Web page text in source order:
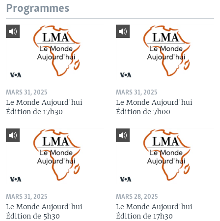
Programmes
MARS 31, 2025
Le Monde Aujourd'hui
Édition de 17h30
MARS 31, 2025
Le Monde Aujourd'hui
Édition de 7h00
MARS 31, 2025
Le Monde Aujourd'hui
Édition de 5h30
MARS 28, 2025
Le Monde Aujourd'hui
Édition de 17h30